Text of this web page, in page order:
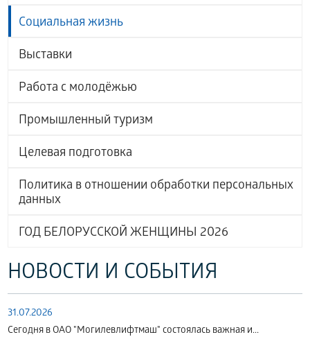
Социальная жизнь
Выставки
Работа с молодёжью
Промышленный туризм
Целевая подготовка
Политика в отношении обработки персональных
данных
ГОД БЕЛОРУССКОЙ ЖЕНЩИНЫ 2026
НОВОСТИ И СОБЫТИЯ
31.07.2026
Сегодня в ОАО "Могилевлифтмаш" состоялась важная и...